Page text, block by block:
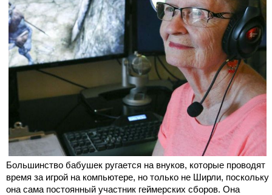
Большинство бабушек ругается на внуков, которые проводят
время за игрой на компьютере, но только не Ширли, поскольку
она сама постоянный участник геймерских сборов. Она